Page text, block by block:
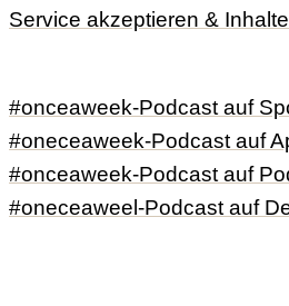
Service akzeptieren &
#onceaweek-Podcast auf
#oneceaweek-Podcast auf
#onceaweek-Podcast auf
#oneceaweel-Podcast auf